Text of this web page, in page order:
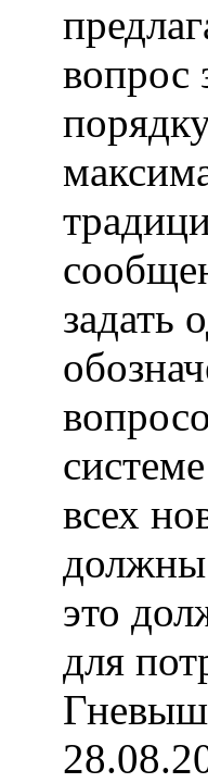
вопрос
задать
всех
это
для